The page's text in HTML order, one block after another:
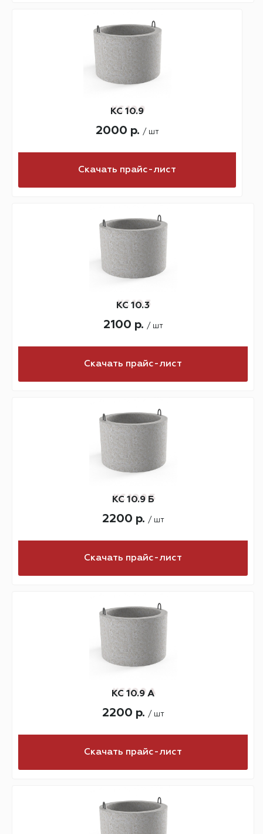
КС 10.9
2000 р. / шт
Скачать прайс-лист
КС 10.3
2100 р. / шт
Скачать прайс-лист
КС 10.9 Б
2200 р. / шт
Скачать прайс-лист
КС 10.9 А
2200 р. / шт
Скачать прайс-лист